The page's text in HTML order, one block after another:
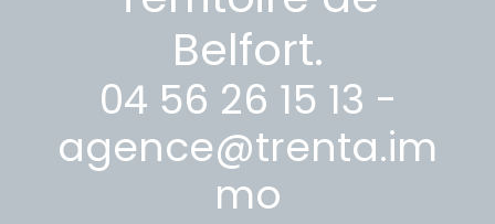
Belfort.
04 56 26 15 13 -
agence@trenta.im
mo